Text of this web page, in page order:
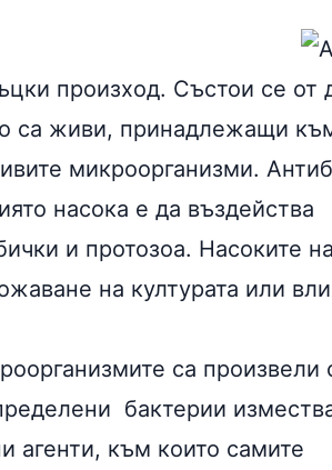
произход. Състои се от
са живи, принадлежащи
микроорганизми.
насока е да въздейства
и протозоа. Насоките на
на културата или
са произвели
бактерии
агенти, към които самите